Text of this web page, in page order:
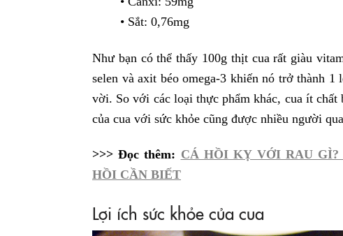
• Sắt: 0,76mg
Như bạn có thể thấy 100g thịt cua rất giàu
selen và axit béo omega-3 khiến nó trở thành
vời. So với các loại thực phẩm khác, cua ít
của cua với sức khỏe cũng được nhiều người
>>> Đọc thêm: CÁ HỒI KỴ VỚI RAU
HỒI CẦN BIẾT
Lợi ích sức khỏe của cua